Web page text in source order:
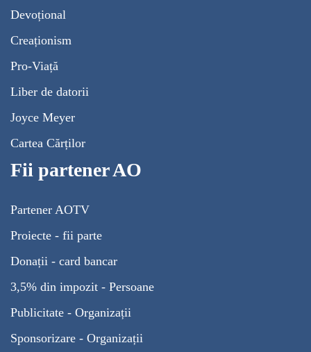
Devoțional
Creaționism
Pro-Viață
Liber de datorii
Joyce Meyer
Cartea Cărților
Fii partener AO
Partener AOTV
Proiecte - fii parte
Donații - card bancar
3,5% din impozit - Persoane
Publicitate - Organizații
Sponsorizare - Organizații